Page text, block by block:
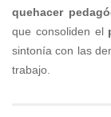
quehacer
que consoliden el
sintonía con las
trabajo.